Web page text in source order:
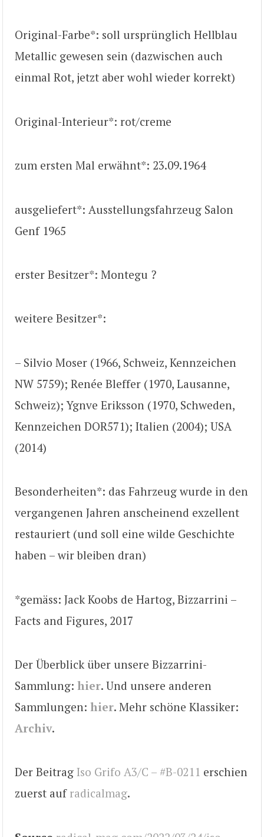
Original-Farbe*: soll ursprünglich Hellblau
Metallic gewesen sein (dazwischen auch
einmal Rot, jetzt aber wohl wieder korrekt)
Original-Interieur*: rot/creme
zum ersten Mal erwähnt*: 23.09.1964
ausgeliefert*: Ausstellungsfahrzeug Salon
Genf 1965
erster Besitzer*: Montegu ?
weitere Besitzer*:
– Silvio Moser (1966, Schweiz, Kennzeichen
NW 5759); Renée Bleffer (1970, Lausanne,
Schweiz); Ygnve Eriksson (1970, Schweden,
Kennzeichen DOR571); Italien (2004); USA
(2014)
Besonderheiten*: das Fahrzeug wurde in den
vergangenen Jahren anscheinend exzellent
restauriert (und soll eine wilde Geschichte
haben – wir bleiben dran)
*gemäss: Jack Koobs de Hartog, Bizzarrini –
Facts and Figures, 2017
Der Überblick über unsere Bizzarrini-
Sammlung: hier. Und unsere anderen
Sammlungen: hier. Mehr schöne Klassiker:
Archiv.
Der Beitrag Iso Grifo A3/C – #B-0211 erschien
zuerst auf radicalmag.